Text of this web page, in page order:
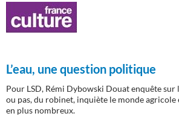
L’eau, une question politique
Pour LSD, Rémi Dybowski Douat enquête sur
ou pas, du robinet, inquiète le monde agricole
en plus nombreux.